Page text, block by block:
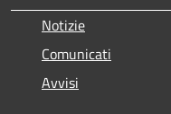
Notizie
Comunicati
Avvisi